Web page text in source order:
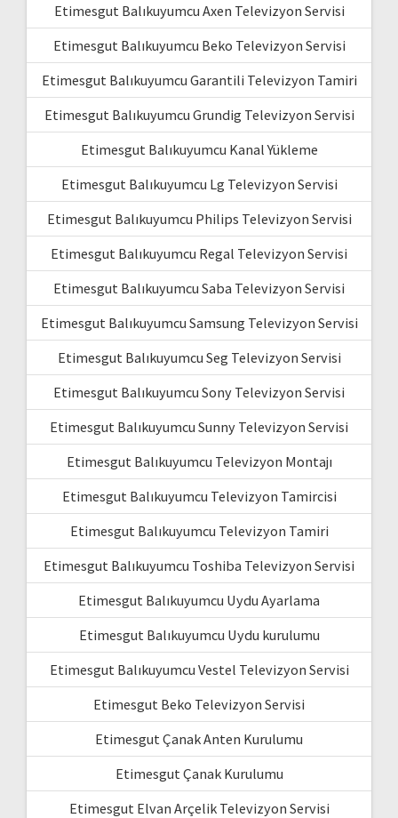
Etimesgut Balıkuyumcu Axen Televizyon Servisi
Etimesgut Balıkuyumcu Beko Televizyon Servisi
Etimesgut Balıkuyumcu Garantili Televizyon Tamiri
Etimesgut Balıkuyumcu Grundig Televizyon Servisi
Etimesgut Balıkuyumcu Kanal Yükleme
Etimesgut Balıkuyumcu Lg Televizyon Servisi
Etimesgut Balıkuyumcu Philips Televizyon Servisi
Etimesgut Balıkuyumcu Regal Televizyon Servisi
Etimesgut Balıkuyumcu Saba Televizyon Servisi
Etimesgut Balıkuyumcu Samsung Televizyon Servisi
Etimesgut Balıkuyumcu Seg Televizyon Servisi
Etimesgut Balıkuyumcu Sony Televizyon Servisi
Etimesgut Balıkuyumcu Sunny Televizyon Servisi
Etimesgut Balıkuyumcu Televizyon Montajı
Etimesgut Balıkuyumcu Televizyon Tamircisi
Etimesgut Balıkuyumcu Televizyon Tamiri
Etimesgut Balıkuyumcu Toshiba Televizyon Servisi
Etimesgut Balıkuyumcu Uydu Ayarlama
Etimesgut Balıkuyumcu Uydu kurulumu
Etimesgut Balıkuyumcu Vestel Televizyon Servisi
Etimesgut Beko Televizyon Servisi
Etimesgut Çanak Anten Kurulumu
Etimesgut Çanak Kurulumu
Etimesgut Elvan Arçelik Televizyon Servisi